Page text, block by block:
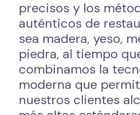
precisos y los
auténticos de
sea madera, yeso,
piedra, al tiempo
combinamos la
moderna que
nuestros clientes